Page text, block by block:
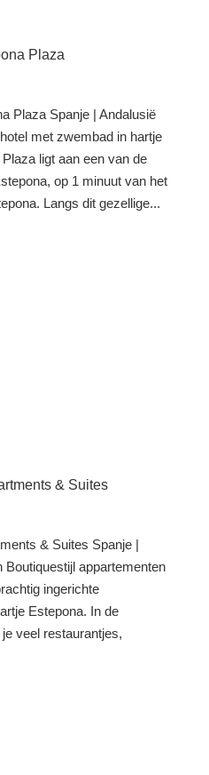
Plaza
Plaza Spanje | Andalusië
met zwembad in hartje
ligt aan een van de
op 1 minuut van het
Langs dit gezellige...
& Suites
& Suites Spanje |
appartementen
ingerichte
Estepona. In de
veel restaurantjes,